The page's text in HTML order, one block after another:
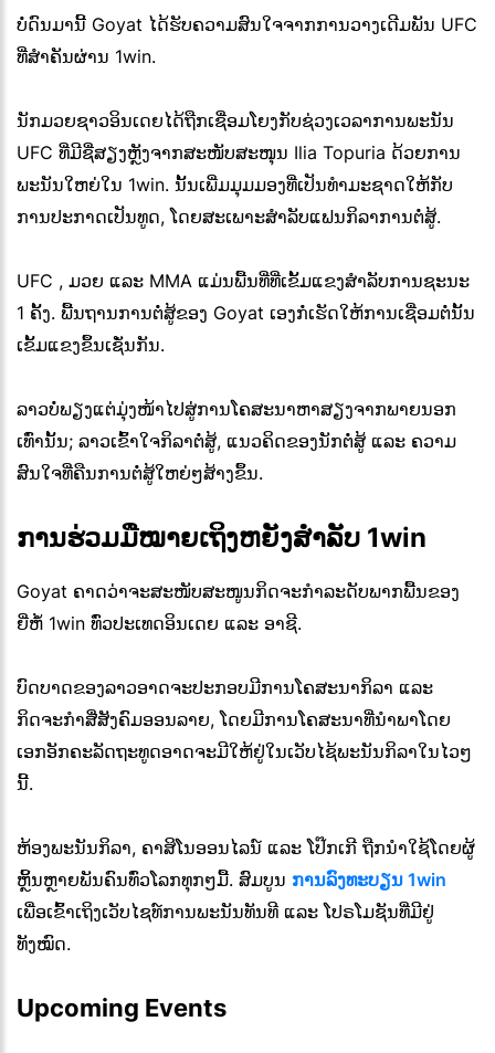
ບໍ່ດົນມານີ້ Goyat ໄດ້ຮັບຄວາມສົນໃຈຈາກການວາງເດີມພັນ UFC
ທີ່ສຳຄັນຜ່ານ 1win.
ນັກມວຍຊາວອິນເດຍໄດ້ຖືກເຊື່ອມໂຍງກັບຊ່ວງເວລາການພະນັນ
UFC ທີ່ມີຊື່ສຽງຫຼັງຈາກສະໜັບສະໜຸນ Ilia Topuria ດ້ວຍການ
ພະນັນໃຫຍ່ໃນ 1win. ນັ້ນເພີ່ມມຸມມອງທີ່ເປັນທຳມະຊາດໃຫ້ກັບ
ການປະກາດເປັນທູດ, ໂດຍສະເພາະສຳລັບແຟນກິລາການຕໍ່ສູ້.
UFC , ມວຍ ແລະ MMA ແມ່ນພື້ນທີ່ທີ່ເຂັ້ມແຂງສຳລັບການຊະນະ
1 ຄັ້ງ. ພື້ນຖານການຕໍ່ສູ້ຂອງ Goyat ເອງກໍ່ເຮັດໃຫ້ການເຊື່ອມຕໍ່ນັ້ນ
ເຂັ້ມແຂງຂຶ້ນເຊັ່ນກັນ.
ລາວບໍ່ພຽງແຕ່ມຸ່ງໜ້າໄປສູ່ການໂຄສະນາຫາສຽງຈາກພາຍນອກ
ເທົ່ານັ້ນ; ລາວເຂົ້າໃຈກິລາຕໍ່ສູ້, ແນວຄິດຂອງນັກຕໍ່ສູ້ ແລະ ຄວາມ
ສົນໃຈທີ່ຄືນການຕໍ່ສູ້ໃຫຍ່ໆສ້າງຂຶ້ນ.
ການຮ່ວມມືໝາຍເຖິງຫຍັງສຳລັບ 1win
Goyat ຄາດວ່າຈະສະໜັບສະໜູນກິດຈະກຳລະດັບພາກພື້ນຂອງ
ຍີ່ຫໍ້ 1win ທົ່ວປະເທດອິນເດຍ ແລະ ອາຊີ.
ບົດບາດຂອງລາວອາດຈະປະກອບມີການໂຄສະນາກິລາ ແລະ
ກິດຈະກຳສື່ສັງຄົມອອນລາຍ, ໂດຍມີການໂຄສະນາທີ່ນຳພາໂດຍ
ເອກອັກຄະລັດຖະທູດອາດຈະມີໃຫ້ຢູ່ໃນເວັບໄຊ້ພະນັນກິລາໃນໄວໆ
ນີ້.
ຫ້ອງພະນັນກິລາ, ຄາສິໂນອອນໄລນ໌ ແລະ ໂປ໊ກເກີ ຖືກນຳໃຊ້ໂດຍຜູ້
ຫຼິ້ນຫຼາຍພັນຄົນທົ່ວໂລກທຸກໆມື້. ສົມບູນ ການລົງທະບຽນ 1win
ເພື່ອເຂົ້າເຖິງເວັບໄຊທ໌ການພະນັນທັນທີ ແລະ ໂປຣໂມຊັນທີ່ມີຢູ່
ທັງໝົດ.
Upcoming Events